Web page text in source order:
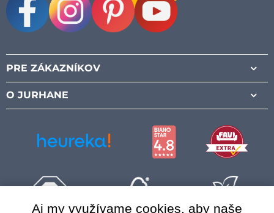
PRE ZÁKAZNÍKOV
O JURHANE
Aj my využívame cookies, aby naše